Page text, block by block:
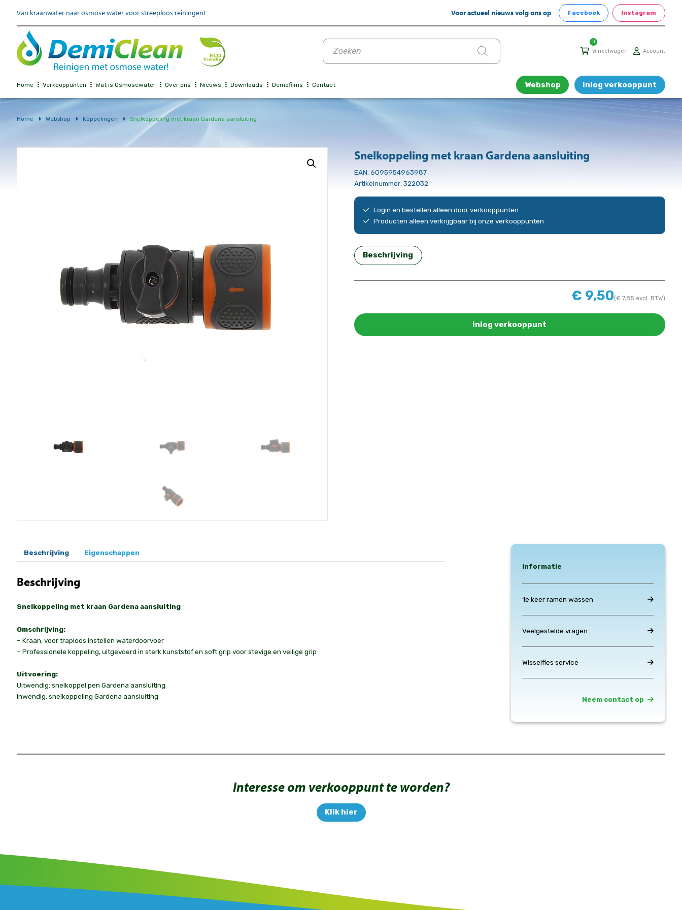
Van kraanwater naar osmose water voor streeploos reiningen! Voor actueel nieuws volg ons op Facebook Instagram
Producten
zoeken
0
Winkelwagen Account
Home Verkooppunten Wat is Osmosewater Over ons Nieuws Downloads Demofilms Contact Webshop Inlog verkooppunt
Home Webshop Koppelingen Snelkoppeling met kraan Gardena aansluiting
€ 9,50(€7,85 excl. BTW)
Inlog verkooppunt
Snelkoppeling met kraan Gardena aansluiting
EAN: 6095954963987
Artikelnummer: 322032
Login en bestellen alleen door verkooppunten
Producten alleen verkrijgbaar bij onze verkooppunten
Beschrijving
Beschrijving Eigenschappen
Beschrijving
Snelkoppeling met kraan Gardena aansluiting
Omschrijving:
– Kraan, voor traploos instellen waterdoorvoer
– Professionele koppeling, uitgevoerd in sterk kunststof en soft grip voor stevige en veilige grip
Uitvoering:
Uitwendig: snelkoppel pen Gardena aansluiting
Inwendig: snelkoppeling Gardena aansluiting
Informatie
1e keer ramen wassen
Veelgestelde vragen
Wisselfles service
Neem contact op
Interesse om verkooppunt te worden?
Klik hier